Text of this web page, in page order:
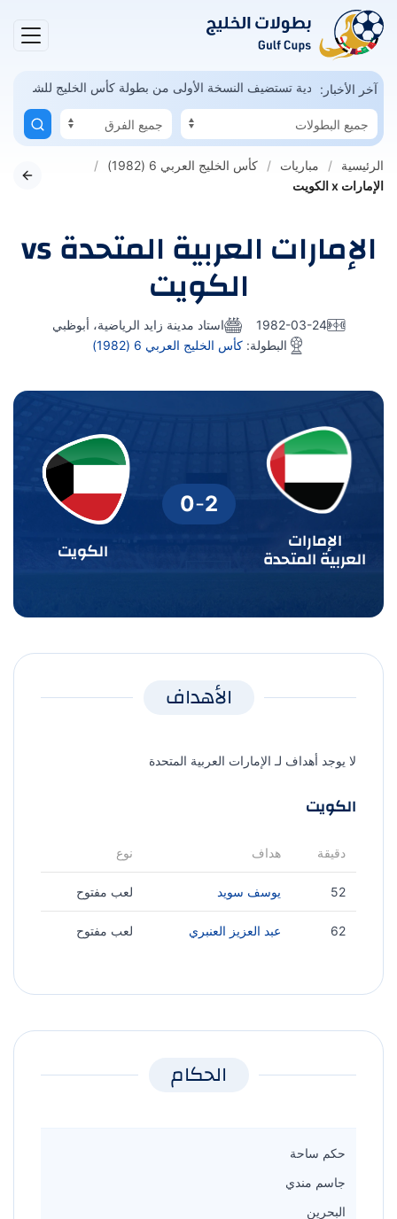
آخر الأخبار:
ممكن السعودية تستضيف النسخة الأولى من بطولة كأس الخليج للشباب
الرئيسية مباريات
كأس الخليج العربي 6 (1982)
الإمارات x الكويت
الإمارات العربية المتحدة vs
الكويت
1982-03-24
استاد مدينة زايد الرياضية، أبوظبي
البطولة:كأس الخليج العربي 6 (1982)
الإمارات
العربية المتحدة
2
-
0
الكويت
الأهداف
لا يوجد أهداف لـ الإمارات العربية المتحدة
الكويت
دقيقة هداف نوع
52 يوسف سويد لعب مفتوح
62 عبد العزيز العنبري لعب مفتوح
الحكام
حكم ساحة
جاسم مندي
البحرين